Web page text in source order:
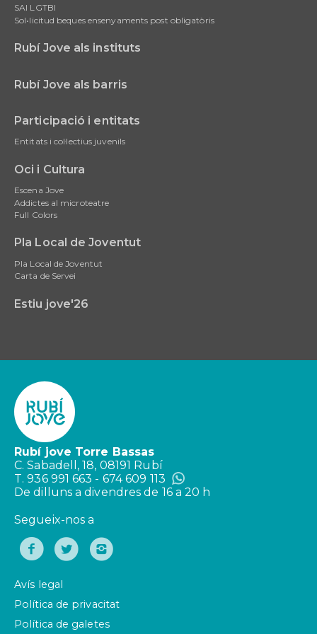
SAI LGTBI
Sol•licitud beques ensenyaments post obligatòris
Rubí Jove als instituts
Rubí Jove als barris
Participació i entitats
Entitats i col·lectius juvenils
Oci i Cultura
Escena Jove
Addictes al microteatre
Full Colors
Pla Local de Joventut
Pla Local de Joventut
Carta de Servei
Estiu jove'26
Rubí jove Torre Bassas
C. Sabadell, 18, 08191 Rubí
T. 936 991 663 - 674 609 113
De dilluns a divendres de 16 a 20 h
Segueix-nos a
Avís legal
Política de privacitat
Política de galetes